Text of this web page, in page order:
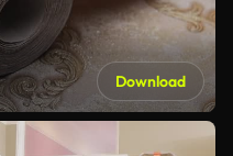
Download